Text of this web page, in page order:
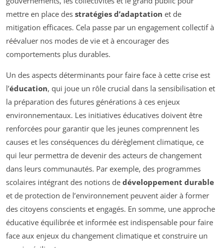
mettre en place des stratégies d’adaptation et de
mitigation efficaces. Cela passe par un engagement collectif à
réévaluer nos modes de vie et à encourager des
comportements plus durables.
Un des aspects déterminants pour faire face à cette crise est
l’éducation, qui joue un rôle crucial dans la sensibilisation et
la préparation des futures générations à ces enjeux
environnementaux. Les initiatives éducatives doivent être
renforcées pour garantir que les jeunes comprennent les
causes et les conséquences du dérèglement climatique, ce
qui leur permettra de devenir des acteurs de changement
dans leurs communautés. Par exemple, des programmes
scolaires intégrant des notions de développement durable
et de protection de l’environnement peuvent aider à former
des citoyens conscients et engagés. En somme, une approche
éducative équilibrée et informée est indispensable pour faire
face aux enjeux du changement climatique et construire un